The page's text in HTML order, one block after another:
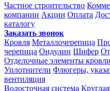
Частное строительство
компании Акции Оплата
каталогу
Заказать звонок
Кровля Металлочерепица
черепица Ондулин Шифер
Отделочные элементы кровли
Уплотнители Флюгеры,
вентиляция
Водосточная система